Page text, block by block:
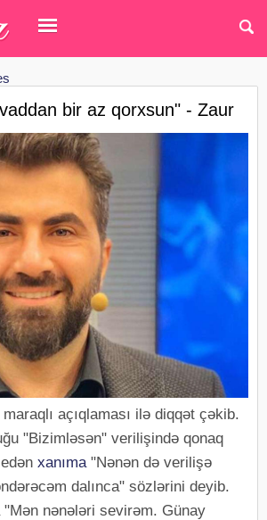
bir az qorxsun" - Zaur
açıqlaması ilə diqqət çəkib.
"Bizimləsən" verilişində qonaq
xanıma"Nənən də verilişə
dalınca" sözlərini deyib.
nənələri sevirəm. Günay